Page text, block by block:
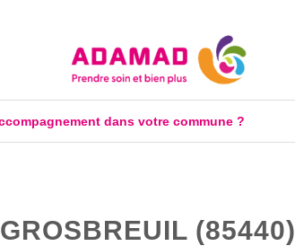
GROSBREUIL (85440)